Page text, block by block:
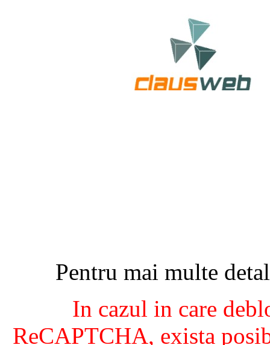
Pentru mai multe
In cazul in care
ReCAPTCHA, exista